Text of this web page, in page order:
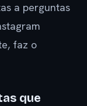
a perguntas
faz o
que